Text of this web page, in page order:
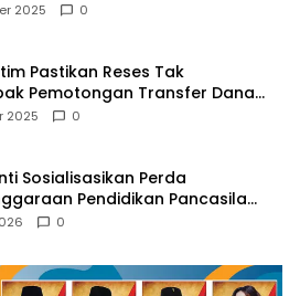
2025 0
Pastikan Reses Tak
Pemotongan Transfer Dana
2025 0
Sosialisasikan Perda
Pendidikan Pancasila
Kebangsaan
0